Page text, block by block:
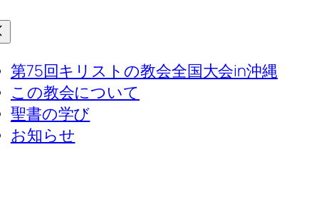
第75回キリストの教会全国大会in沖縄
この教会について
聖書の学び
お知らせ